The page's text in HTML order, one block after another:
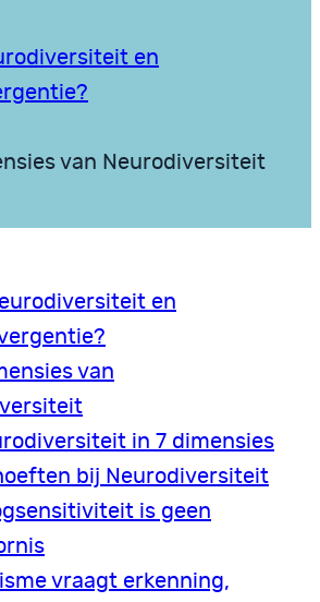
en
van Neurodiversiteit
en
van
in 7 dimensies
bij Neurodiversiteit
is geen
vraagt erkenning,